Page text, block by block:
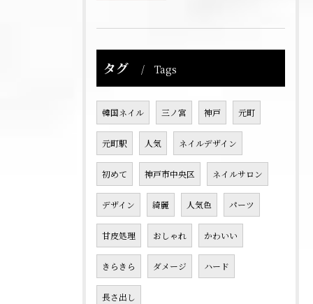
タグ Tags
韓国ネイル 三ノ宮 神戸 元町
元町駅 人気 ネイルデザイン
初めて 神戸市中央区 ネイルサロン
デザイン 綺麗 人気色 パーツ
甘皮処理 おしゃれ かわいい
きらきら ダメージ ハード
長さ出し